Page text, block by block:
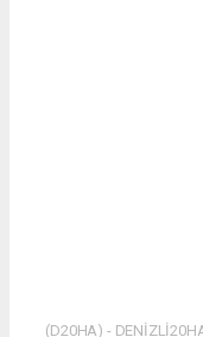
(D20HA) -